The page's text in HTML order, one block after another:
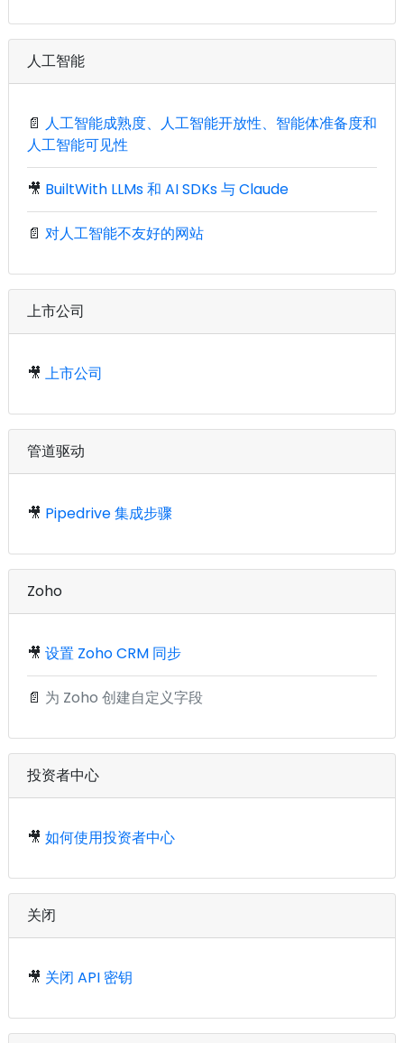
人工智能
📄 人工智能成熟度、人工智能开放性、智能体准备度和
人工智能可见性
🎥 BuiltWith LLMs 和 AI SDKs 与 Claude
📄 对人工智能不友好的网站
上市公司
🎥 上市公司
管道驱动
🎥 Pipedrive 集成步骤
Zoho
🎥 设置 Zoho CRM 同步
📄 为 Zoho 创建自定义字段
投资者中心
🎥 如何使用投资者中心
关闭
🎥 关闭 API 密钥